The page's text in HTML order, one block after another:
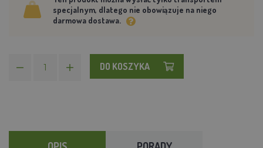
specjalnym, dlatego nie obowiązuje na niego
darmowa dostawa.
DO KOSZYKA